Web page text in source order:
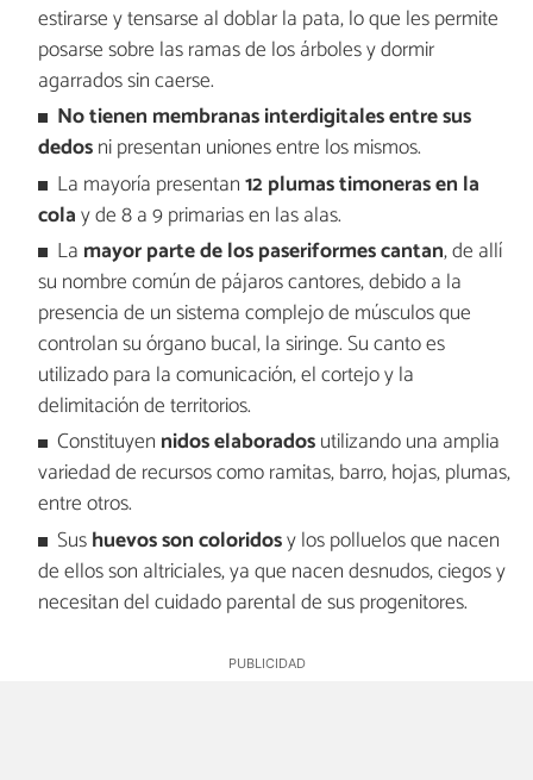
estirarse y tensarse al doblar la pata, lo que les permite
posarse sobre las ramas de los árboles y dormir
agarrados sin caerse.
No tienen membranas interdigitales entre sus
dedosni presentan uniones entre los mismos.
La mayoría presentan12 plumas timoneras en la
colay de 8 a 9 primarias en las alas.
La mayor parte de los paseriformes cantan, de allí
su nombre común de pájaros cantores, debido a la
presencia de un sistema complejo de músculos que
controlan su órgano bucal, la siringe. Su canto es
utilizado para la comunicación, el cortejo y la
delimitación de territorios.
Constituyen nidos elaboradosutilizando una amplia
variedad de recursos como ramitas, barro, hojas, plumas,
entre otros.
Sushuevos son coloridosy los polluelos que nacen
de ellos son altriciales, ya que nacen desnudos, ciegos y
necesitan del cuidado parental de sus progenitores.